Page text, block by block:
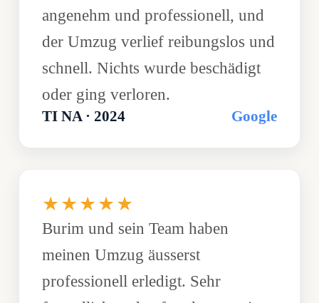
angenehm und professionell, und
der Umzug verlief reibungslos und
schnell. Nichts wurde beschädigt
oder ging verloren.
TI NA · 2024 Google
★★★★★
Burim und sein Team haben
meinen Umzug äusserst
professionell erledigt. Sehr